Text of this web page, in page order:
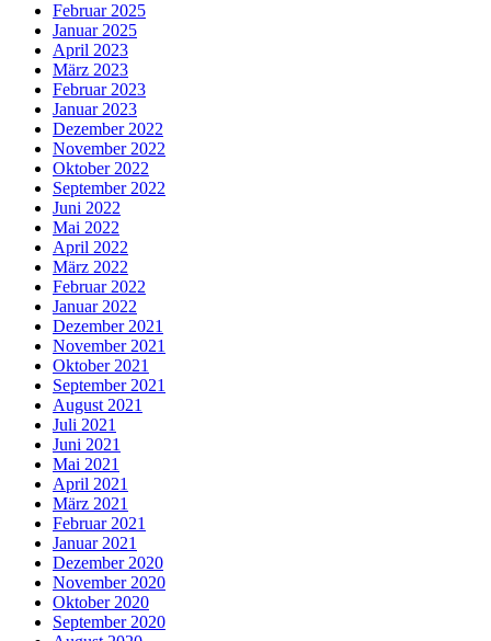
Februar 2025
Januar 2025
April 2023
März 2023
Februar 2023
Januar 2023
Dezember 2022
November 2022
Oktober 2022
September 2022
Juni 2022
Mai 2022
April 2022
März 2022
Februar 2022
Januar 2022
Dezember 2021
November 2021
Oktober 2021
September 2021
August 2021
Juli 2021
Juni 2021
Mai 2021
April 2021
März 2021
Februar 2021
Januar 2021
Dezember 2020
November 2020
Oktober 2020
September 2020